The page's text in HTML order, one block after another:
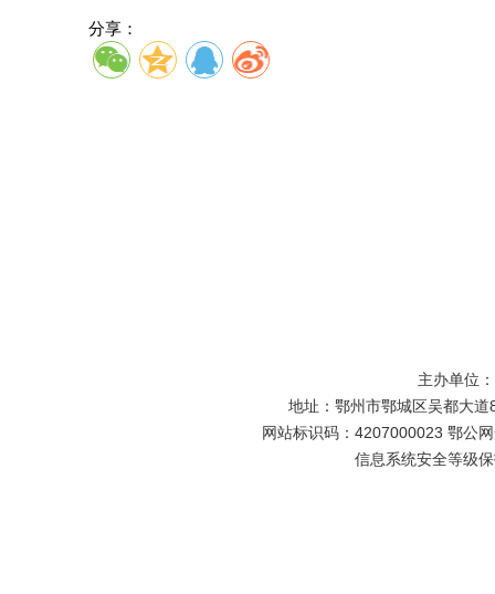
分享：
主办单位
地址：鄂州市鄂城区吴都大
网站标识码：4207000023 鄂公
信息系统安全等级